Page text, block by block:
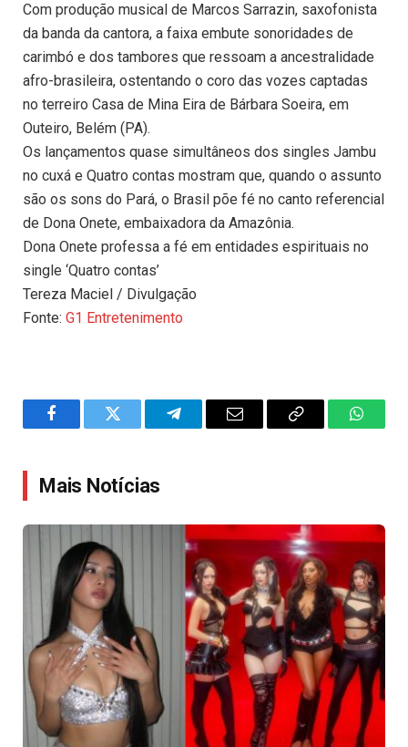
Com produção musical de Marcos Sarrazin, saxofonista
da banda da cantora, a faixa embute sonoridades de
carimbó e dos tambores que ressoam a ancestralidade
afro-brasileira, ostentando o coro das vozes captadas
no terreiro Casa de Mina Eira de Bárbara Soeira, em
Outeiro, Belém (PA).
Os lançamentos quase simultâneos dos singles Jambu
no cuxá e Quatro contas mostram que, quando o assunto
são os sons do Pará, o Brasil põe fé no canto referencial
de Dona Onete, embaixadora da Amazônia.
Dona Onete professa a fé em entidades espirituais no
single ‘Quatro contas’
Tereza Maciel / Divulgação
Fonte: G1 Entretenimento
FacebookTwitter TelegramEmail
Copy
Mais Notícias